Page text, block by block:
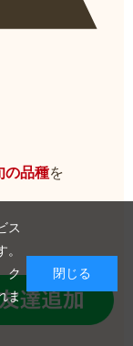
の品種を
ス
ク
ま
閉じる